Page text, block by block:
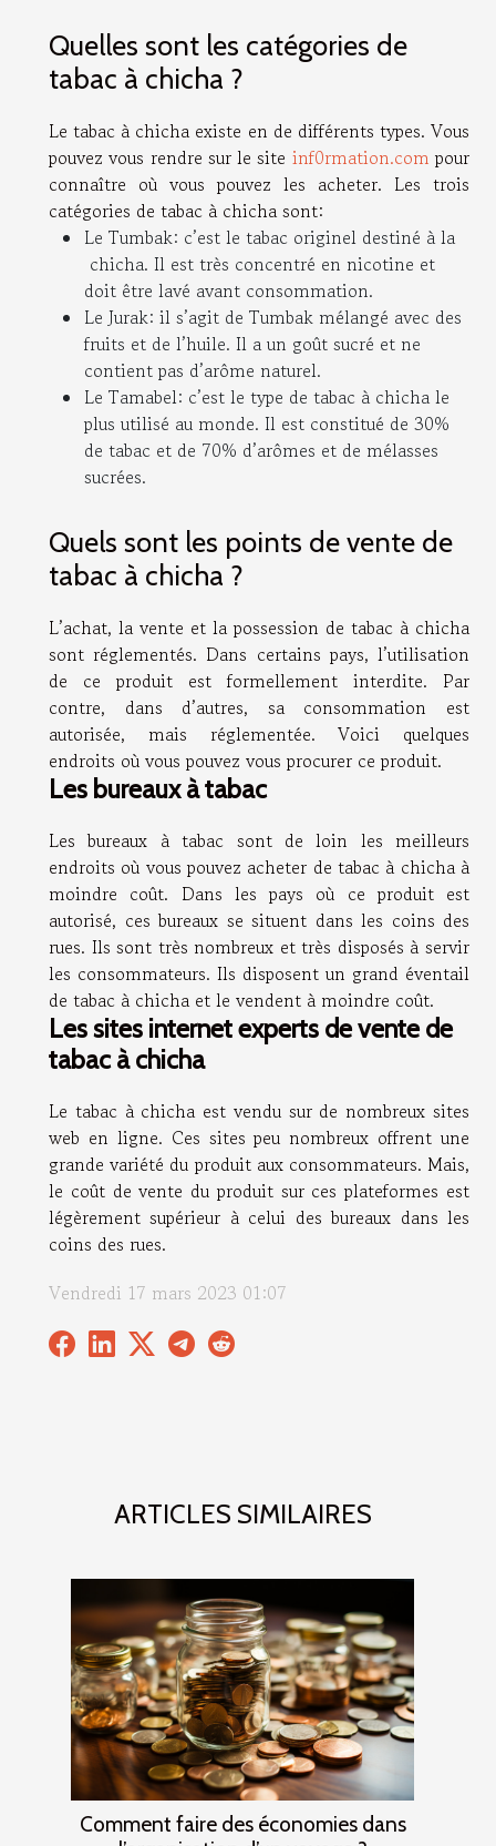
ARTICLES SIMILAIRES
Comment faire des économies dans
Quelles sont les catégories de
tabac à chicha ?
Le tabac à chicha existe en de différents types. Vous
pouvez vous rendre sur le site inf0rmation.com pour
connaître où vous pouvez les acheter. Les trois
catégories de tabac à chicha sont:
Le Tumbak: c’est le tabac originel destiné à la
chicha. Il est très concentré en nicotine et
doit être lavé avant consommation.
Le Jurak: il s’agit de Tumbak mélangé avec des
fruits et de l’huile. Il a un goût sucré et ne
contient pas d’arôme naturel.
Le Tamabel: c’est le type de tabac à chicha le
plus utilisé au monde. Il est constitué de 30%
de tabac et de 70% d’arômes et de mélasses
sucrées.
Quels sont les points de vente de
tabac à chicha ?
L’achat, la vente et la possession de tabac à chicha
sont réglementés. Dans certains pays, l’utilisation
de ce produit est formellement interdite. Par
contre, dans d’autres, sa consommation est
autorisée, mais réglementée. Voici quelques
endroits où vous pouvez vous procurer ce produit.
Les bureaux à tabac
Les bureaux à tabac sont de loin les meilleurs
endroits où vous pouvez acheter de tabac à chicha à
moindre coût. Dans les pays où ce produit est
autorisé, ces bureaux se situent dans les coins des
rues. Ils sont très nombreux et très disposés à servir
les consommateurs. Ils disposent un grand éventail
de tabac à chicha et le vendent à moindre coût.
Les sites internet experts de vente de
tabac à chicha
Le tabac à chicha est vendu sur de nombreux sites
web en ligne. Ces sites peu nombreux offrent une
grande variété du produit aux consommateurs. Mais,
le coût de vente du produit sur ces plateformes est
légèrement supérieur à celui des bureaux dans les
coins des rues.
Vendredi 17 mars 2023 01:07